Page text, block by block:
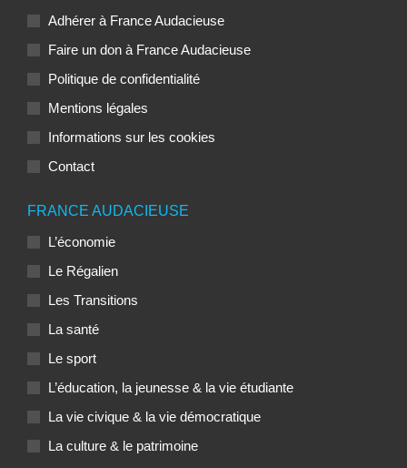
Adhérer à France Audacieuse
Faire un don à France Audacieuse
Politique de confidentialité
Mentions légales
Informations sur les cookies
Contact
FRANCE AUDACIEUSE
L’économie
Le Régalien
Les Transitions
La santé
Le sport
L’éducation, la jeunesse & la vie étudiante
La vie civique & la vie démocratique
La culture & le patrimoine